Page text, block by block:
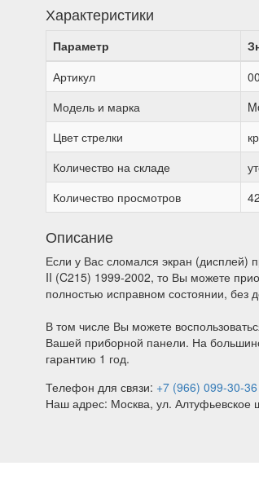
Характеристики
Параметр
Артикул
Модель и марка
Цвет стрелки
Количество на складе
Количество просмотров
Описание
Если у Вас сломался экран (дисплей)
II (C215) 1999-2002, то Вы можете
полностью исправном состоянии, без
В том числе Вы можете
Вашей приборной панели. На
гарантию 1 год.
Телефон для связи: +7 (966) 099-30-36
Наш адрес: Москва, ул. Алтуфьевское